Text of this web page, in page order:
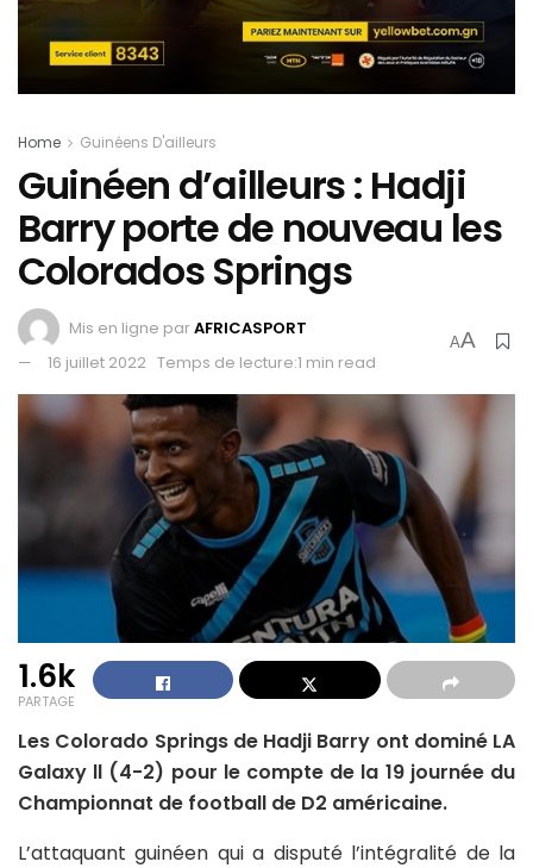
Home Guinéens D'ailleurs
Guinéen d’ailleurs : Hadji
Barry porte de nouveau les
Colorados Springs
Mis en ligne parAFRICASPORT
16 juillet 2022 Temps de lecture:1 min read
AA
1.6k
PARTAGE
Les Colorado Springs de Hadji Barry ont dominé LA
Galaxy ll (4-2) pour le compte de la 19 journée du
Championnat de football de D2 américaine.
L’attaquant guinéen qui a disputé l’intégralité de la